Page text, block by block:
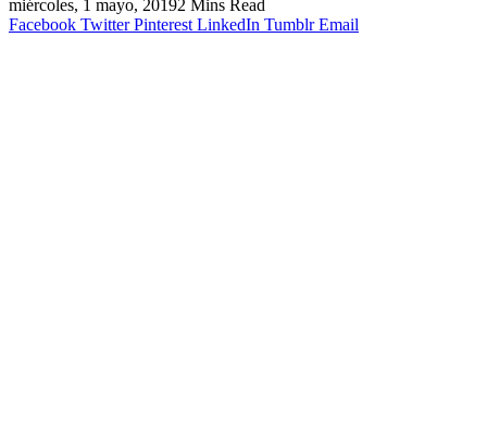
miércoles, 1 mayo, 20192 Mins Read
Facebook Twitter Pinterest LinkedIn Tumblr Email